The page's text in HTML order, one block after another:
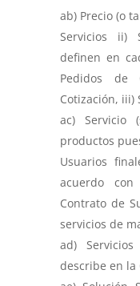
Precio (o
Servicios ii)
definen en
Pedidos de
Cotización, iii)
Servicio
productos
Usuarios
acuerdo
Contrato de
servicios de
describe en la